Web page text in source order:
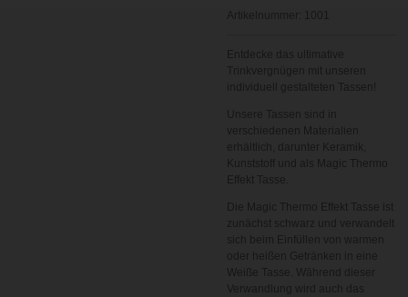
Artikelnummer: 1001
Entdecke das ultimative
Trinkvergnügen mit unseren
individuell gestalteten Tassen!
Unsere Tassen sind in
verschiedenen Materialien
erhältlich, darunter Keramik,
Kunststoff und als Magic Thermo
Effekt Tasse.
Die Magic Thermo Effekt Tasse ist
zunächst schwarz und verwandelt
sich beim Einfüllen von warmen
oder heißen Getränken in eine
Weiße Tasse. Während dieser
Verwandlung wird auch das